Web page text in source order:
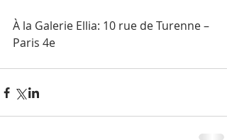
À la Galerie Ellia: 10 rue de Turenne –
Paris 4e